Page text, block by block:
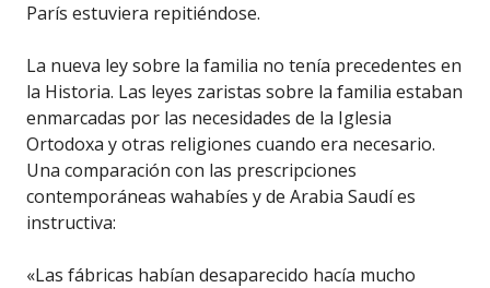
París estuviera repitiéndose.
La nueva ley sobre la familia no tenía precedentes en
la Historia. Las leyes zaristas sobre la familia estaban
enmarcadas por las necesidades de la Iglesia
Ortodoxa y otras religiones cuando era necesario.
Una comparación con las prescripciones
contemporáneas wahabíes y de Arabia Saudí es
instructiva:
«Las fábricas habían desaparecido hacía mucho